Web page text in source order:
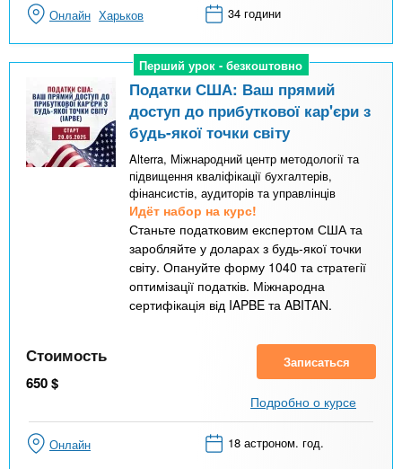
Онлайн Харьков 34 години
Перший урок - безкоштовно
Перший урок - безкоштовно
Податки США: Ваш прямий
доступ до прибуткової кар'єри з
будь-якої точки світу
Alterra, Міжнародний центр методології та
підвищення кваліфікації бухгалтерів,
фінансистів, аудиторів та управлінців
Идёт набор на курс!
Станьте податковим експертом США та
заробляйте у доларах з будь-якої точки
світу. Опануйте форму 1040 та стратегії
оптимізації податків. Міжнародна
сертифікація від IAPBE та ABITAN.
Стоимость
650$
Записаться
Подробно о курсе
Онлайн 18 астроном. год.